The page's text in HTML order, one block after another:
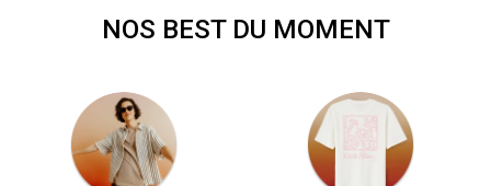
NOS BEST DU MOMENT